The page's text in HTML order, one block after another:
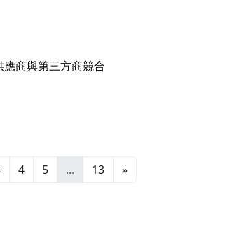
商與第三方商競合
4 5 ... 13 »